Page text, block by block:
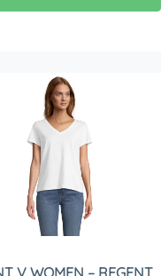
V WOMEN – REGENT